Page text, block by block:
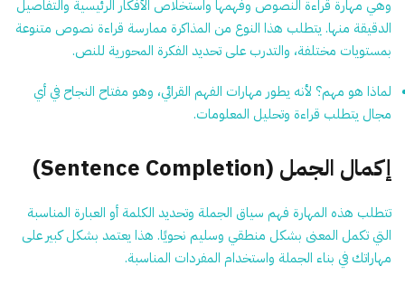
وهي مهارة قراءة النصوص وفهمها واستخلاص الأفكار الرئيسية والتفاصيل
الدقيقة منها. يتطلب هذا النوع من المذاكرة ممارسة قراءة نصوص متنوعة
بمستويات مختلفة، والتدرب على تحديد الفكرة المحورية للنص.
لماذا هو مهم؟ لأنه يطور مهارات الفهم القرائي، وهو مفتاح النجاح في أي
مجال يتطلب قراءة وتحليل المعلومات.
إكمال الجمل (Sentence Completion)
تتطلب هذه المهارة فهم سياق الجملة وتحديد الكلمة أو العبارة المناسبة
التي تكمل المعنى بشكل منطقي وسليم نحويًا. هذا يعتمد بشكل كبير على
مهاراتك في بناء الجملة واستخدام المفردات المناسبة.